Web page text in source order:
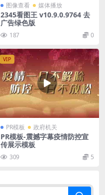
图像查看 媒体播放
2345看图王 v10.9.0.9764 去
广告绿色版
187 0
VIP
PR模板 政府机关
PR模板-震撼字幕疫情防控宣
传展示模板
309 5